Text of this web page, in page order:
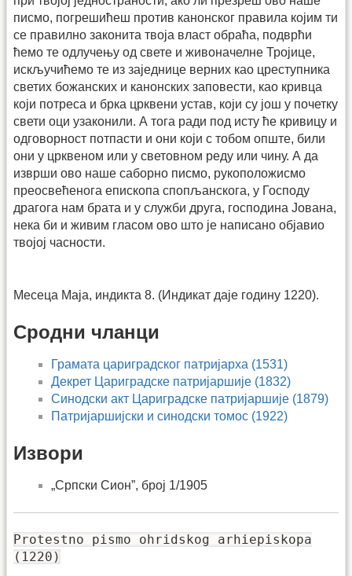
писмо, погрешићеш против канонског правила којим ти
се правилно законита твоја власт обраћа, подврћи
ћемо те одлучењу од свете и живоначелне Тројице,
искључићемо те из заједнице верних као цреступника
светих божанских и канонских заповести, као кривца
који потреса и брка црквени устав, који су још у почетку
свети оци узаконили. А тога ради под исту ће кривицу и
одговорност потпасти и они који с тобом опште, били
они у црквеном или у световном реду или чину. А да
изврши ово наше саборно писмо, рукоположисмо
преосвећенога епископа спопљанскога, у Господу
драгога нам брата и у служби друга, господина Јована,
нека би и живим гласом ово што је написано објавио
твојој часности.
Месеца Маја, индикта 8. (Индикат даје годину 1220).
Сродни чланци
Грамата цариградског патријарха (1531)
Декрет Цариградске патријаршије (1832)
Синодски акт Цариградске патријаршије (1879)
Патријаршијски и синодски томос (1922)
Извори
„Српски Сион”, број 1/1905
Protestno pismo ohridskog arhiepiskopa
(1220)